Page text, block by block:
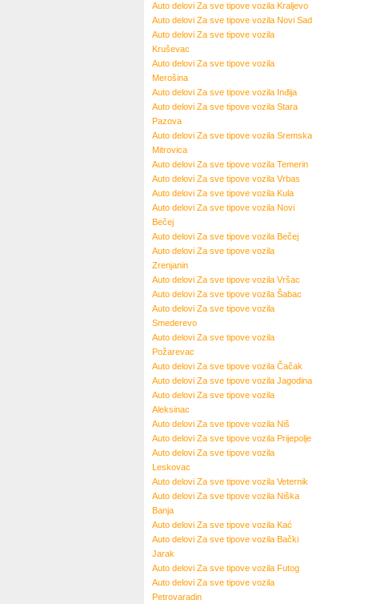
Auto delovi Za sve tipove vozila Kraljevo
Auto delovi Za sve tipove vozila Novi Sad
Auto delovi Za sve tipove vozila
Kruševac
Auto delovi Za sve tipove vozila
Merošina
Auto delovi Za sve tipove vozila Inđija
Auto delovi Za sve tipove vozila Stara
Pazova
Auto delovi Za sve tipove vozila Sremska
Mitrovica
Auto delovi Za sve tipove vozila Temerin
Auto delovi Za sve tipove vozila Vrbas
Auto delovi Za sve tipove vozila Kula
Auto delovi Za sve tipove vozila Novi
Bečej
Auto delovi Za sve tipove vozila Bečej
Auto delovi Za sve tipove vozila
Zrenjanin
Auto delovi Za sve tipove vozila Vršac
Auto delovi Za sve tipove vozila Šabac
Auto delovi Za sve tipove vozila
Smederevo
Auto delovi Za sve tipove vozila
Požarevac
Auto delovi Za sve tipove vozila Čačak
Auto delovi Za sve tipove vozila Jagodina
Auto delovi Za sve tipove vozila
Aleksinac
Auto delovi Za sve tipove vozila Niš
Auto delovi Za sve tipove vozila Prijepolje
Auto delovi Za sve tipove vozila
Leskovac
Auto delovi Za sve tipove vozila Veternik
Auto delovi Za sve tipove vozila Niška
Banja
Auto delovi Za sve tipove vozila Kać
Auto delovi Za sve tipove vozila Bački
Jarak
Auto delovi Za sve tipove vozila Futog
Auto delovi Za sve tipove vozila
Petrovaradin